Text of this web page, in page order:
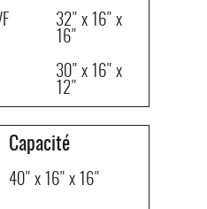
32" x 16" x
16"
30" x 16" x
12"
Capacité
40" x 16" x 16"